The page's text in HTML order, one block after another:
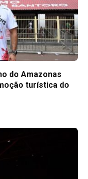
do Amazonas
turística do